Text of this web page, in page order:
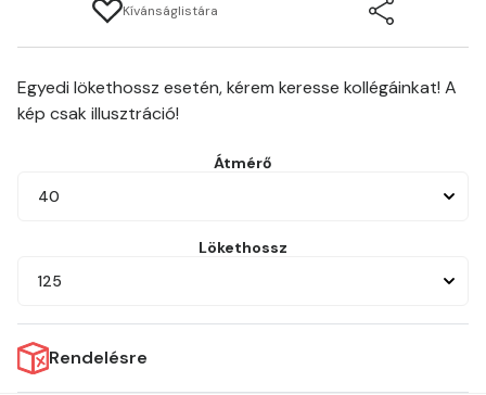
Kívánságlistára
Egyedi lökethossz esetén, kérem keresse kollégáinkat! A
kép csak illusztráció!
Átmérő
40
Lökethossz
125
Rendelésre